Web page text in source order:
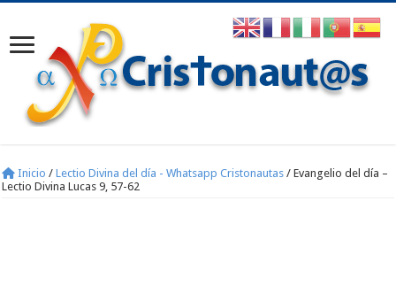
Inicio / Lectio Divina del día - Whatsapp Cristonautas / Evangelio del día –
Lectio Divina Lucas 9, 57-62